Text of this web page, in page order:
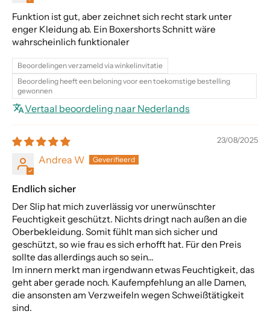
Funktion ist gut, aber zeichnet sich recht stark unter
enger Kleidung ab. Ein Boxershorts Schnitt wäre
wahrscheinlich funktionaler
Beoordelingen verzameld via winkelinvitatie
Beoordeling heeft een beloning voor een toekomstige bestelling
gewonnen
Vertaal beoordeling naar Nederlands
23/08/2025
Andrea W
Endlich sicher
Der Slip hat mich zuverlässig vor unerwünschter
Feuchtigkeit geschützt. Nichts dringt nach außen an die
Oberbekleidung. Somit fühlt man sich sicher und
geschützt, so wie frau es sich erhofft hat. Für den Preis
sollte das allerdings auch so sein...
Im innern merkt man irgendwann etwas Feuchtigkeit, das
geht aber gerade noch. Kaufempfehlung an alle Damen,
die ansonsten am Verzweifeln wegen Schweißtätigkeit
sind.